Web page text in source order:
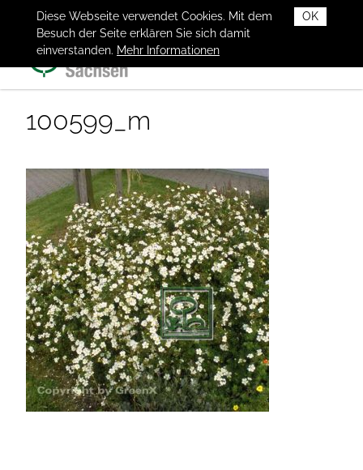
OK
Diese Webseite verwendet Cookies. Mit dem
Besuch der Seite erklären Sie sich damit
einverstanden. Mehr Informationen
100599_m